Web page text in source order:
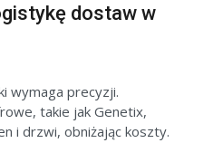
dostaw w
wymaga precyzji.
takie jak Genetix,
i drzwi, obniżając koszty.